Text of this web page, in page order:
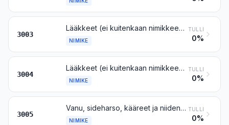
3003
Lääkkeet (ei kuitenkaan nimikkeen 3002, 3005 tai 3006 tuotteet), joissa on terapeuttisessa tai ennalta ehkäisevässä tarkoituksessa keskenään sekoitettuina kaksi tai useampia aineosia, muut kuin annostetut tai vähittäismyyntimuodoissa tai -pakkauksissa olevat
NIMIKE
TULLI
0%
3004
Lääkkeet (ei kuitenkaan nimikkeen 3002, 3005 tai 3006 tuotteet), joissa on sekoitettuja tai sekoittamattomia tuotteita terapeuttista tai ennalta ehkäisevää käyttöä varten, annostettuina (myös ihon läpi annettavassa muodossa) tai vähittäismyyntimuodoissa tai -pakkauksissa olevat
NIMIKE
TULLI
0%
3005
Vanu, sideharso, kääreet ja niiden kaltaiset tavarat (esim. valmiit haavasiteet, kiinnelaastarit ja hauteet), kyllästetyt tai päällystetyt farmaseuttisilla aineilla tai kirurgiseen tai lääkintä-, myös eläinlääkintä- ja hammaslääkintäkäyttöön tarkoitetuissa vähittäismyyntimuodoissa tai -pakkauksissa
NIMIKE
TULLI
0%